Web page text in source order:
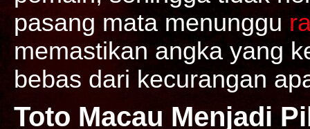
pasang mata menunggu
memastikan angka yang
bebas dari kecurangan
Toto Macau Menjadi